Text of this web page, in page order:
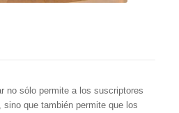
no sólo permite a los suscriptores
que también permite que los